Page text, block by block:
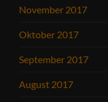
November 2017
Oktober 2017
September 2017
August 2017